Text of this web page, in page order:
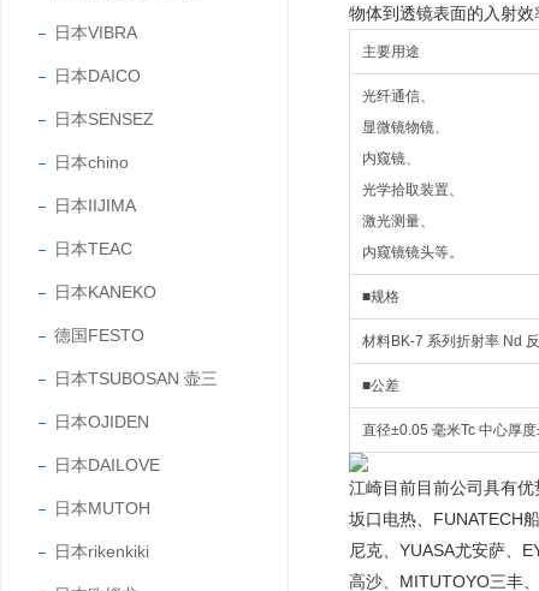
日本VIBRA
日本DAICO
日本SENSEZ
日本chino
日本IIJIMA
日本TEAC
日本KANEKO
德国FESTO
日本TSUBOSAN 壶三
日本OJIDEN
日本DAILOVE
日本MUTOH
日本rikenkiki
物体到透镜表面的入射
主要用途
光纤通信、
显微镜物镜、
内窥镜、
光学拾取装置、
激光测量、
内窥镜镜头等。
■规格
材料BK-7 系列折射率 Nd
■公差
直径±0.05 毫米Tc 中心厚
江崎目前目前公司具有
坂口电热、FUNATECH
尼克、YUASA尤安萨、
高沙、MITUTOYO三丰